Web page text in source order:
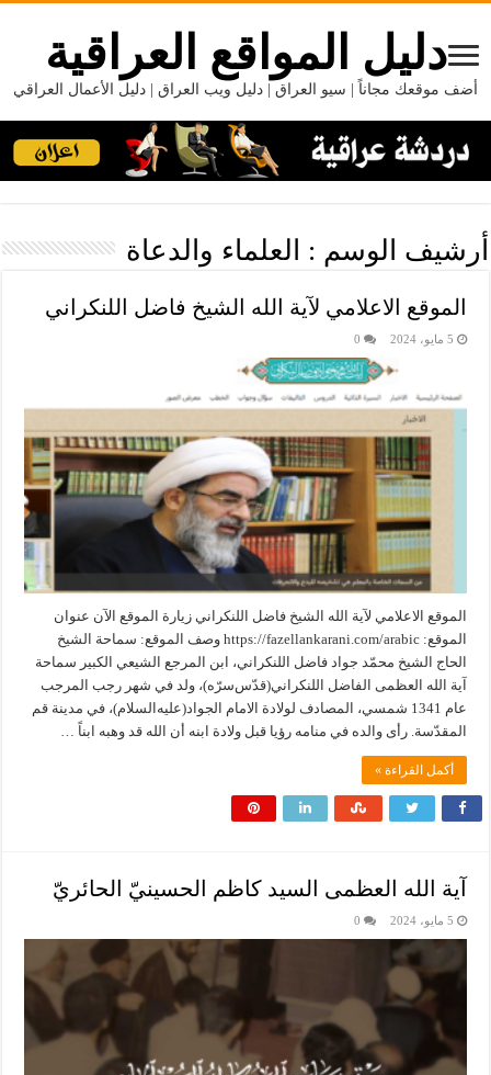
دليل المواقع العراقية
أضف موقعك مجاناً | سيو العراق | دليل ويب العراق | دليل الأعمال العراقي
أرشيف الوسم : العلماء والدعاة
الموقع الاعلامي لآية الله الشيخ فاضل اللنكراني
5 مايو، 2024 0
الموقع الاعلامي لآية الله الشيخ فاضل اللنكراني زيارة الموقع الآن عنوان
الموقع: https://fazellankarani.com/arabic وصف الموقع: سماحة الشيخ
الحاج الشيخ محمّد جواد فاضل اللنكراني، ابن المرجع الشيعي الكبير سماحة
آية الله العظمی الفاضل اللنكراني(قدّس‌سرّه)، ولد في شهر رجب المرجب
عام 1341 شمسي، المصادف لولادة الامام الجواد(عليه‌السلام)، في مدينة قم
المقدّسة. رأی والده في منامه رؤيا قبل ولادة ابنه أن الله قد وهبه ابناً …
أكمل القراءة »
آية الله العظمى السيد كاظم الحسينيّ الحائريّ
5 مايو، 2024 0